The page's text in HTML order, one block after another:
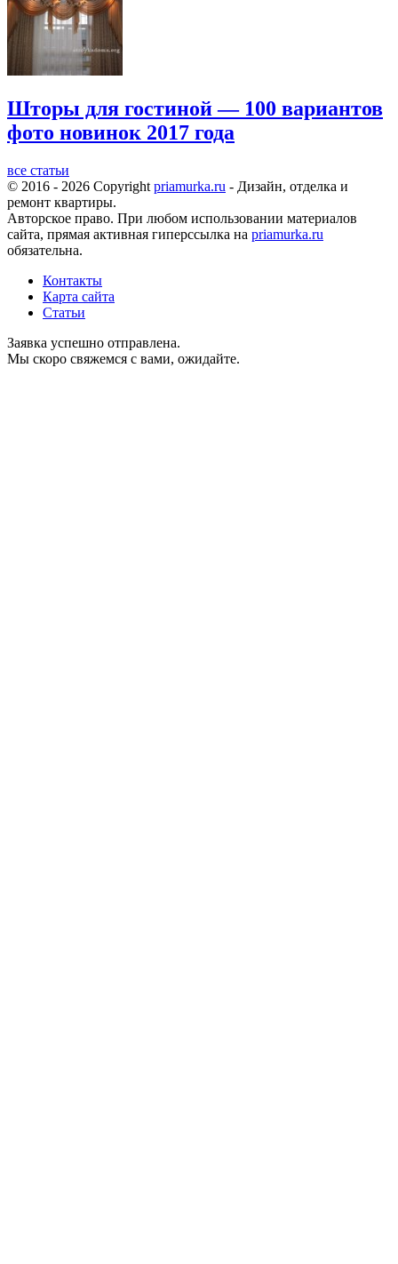
Шторы для гостиной — 100 вариантов
фото новинок 2017 года
все статьи
© 2016 - 2026 Copyright priamurka.ru - Дизайн, отделка и
ремонт квартиры.
Авторское право. При любом использовании материалов
сайта, прямая активная гиперссылка на priamurka.ru
обязательна.
Контакты
Карта сайта
Статьи
Заявка успешно отправлена.
Мы скоро свяжемся с вами, ожидайте.